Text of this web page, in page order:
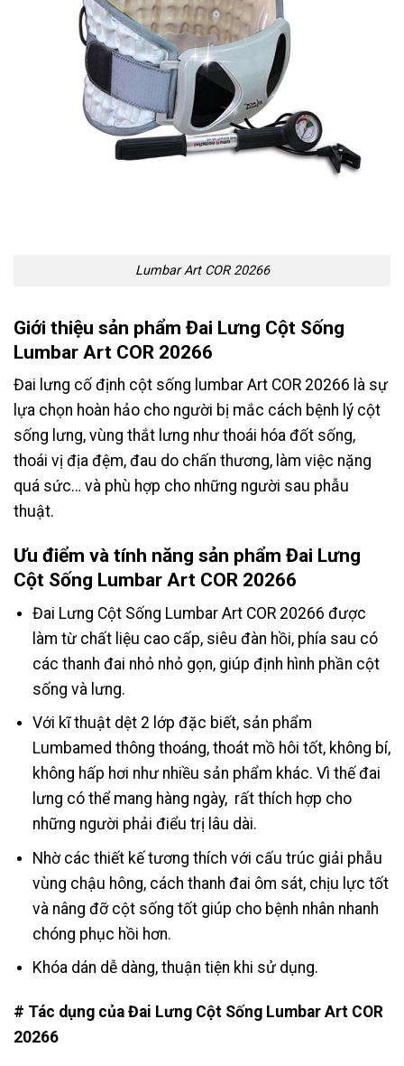
Lumbar Art COR 20266
Giới thiệu sản phẩm Đai Lưng Cột Sống
Lumbar Art COR 20266
Đai lưng cố định cột sống lumbar Art COR 20266 là sự
lựa chọn hoàn hảo cho người bị mắc cách bệnh lý cột
sống lưng, vùng thắt lưng như thoái hóa đốt sống,
thoái vị địa đệm, đau do chấn thương, làm việc nặng
quá sức… và phù hợp cho những người sau phẫu
thuật.
Ưu điểm và tính năng sản phẩm Đai Lưng
Cột Sống Lumbar Art COR 20266
Đai Lưng Cột Sống Lumbar Art COR 20266 được
làm từ chất liệu cao cấp, siêu đàn hồi, phía sau có
các thanh đai nhỏ nhỏ gọn, giúp định hình phần cột
sống và lưng.
Với kĩ thuật dệt 2 lớp đặc biết, sản phẩm
Lumbamed thông thoáng, thoát mồ hôi tốt, không bí,
không hấp hơi như nhiều sản phẩm khác. Vì thế đai
lưng có thể mang hàng ngày, rất thích hợp cho
những người phải điểu trị lâu dài.
Nhờ các thiết kế tương thích với cấu trúc giải phẫu
vùng chậu hông, cách thanh đai ôm sát, chịu lực tốt
và nâng đỡ cột sống tốt giúp cho bệnh nhân nhanh
chóng phục hồi hơn.
Khóa dán dễ dàng, thuận tiện khi sử dụng.
# Tác dụng của Đai Lưng Cột Sống Lumbar Art COR
20266